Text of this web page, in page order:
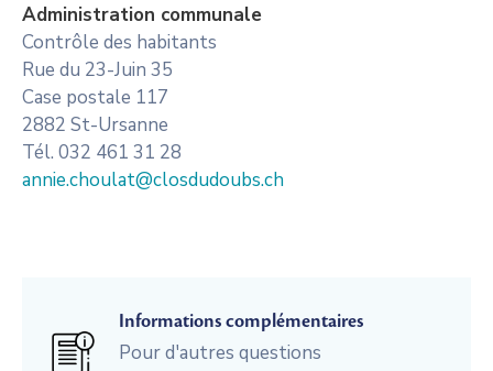
Administration communale
Contrôle des habitants
Rue du 23-Juin 35
Case postale 117
2882 St-Ursanne
Tél. 032 461 31 28
annie.choulat@closdudoubs.ch
Informations complémentaires
Pour d'autres questions